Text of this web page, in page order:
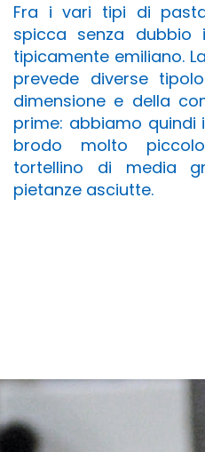
Fra i vari tipi di
spicca senza dubbio
tipicamente emiliano.
prevede diverse
dimensione e della
prime: abbiamo
brodo molto
tortellino di media
pietanze asciutte.